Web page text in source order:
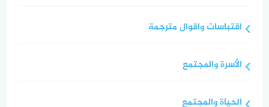
اقتباسات واقوال مترجمة
الأسرة والمجتمع
الحياة والمجتمع